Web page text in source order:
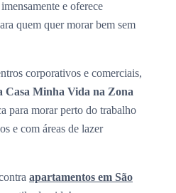
e oferece
quem quer morar bem sem
corporativos e comerciais,
Casa Minha Vida na Zona
para morar perto do trabalho
e com áreas de lazer
apartamentos em São